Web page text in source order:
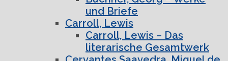
und Briefe
Carroll, Lewis
Carroll, Lewis – Das
literarische Gesamtwerk